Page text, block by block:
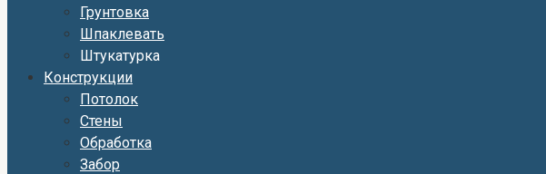
Грунтовка
Шпаклевать
Штукатурка
Конструкции
Потолок
Стены
Обработка
Забор